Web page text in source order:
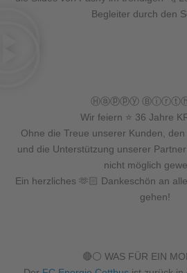
Begleiter durch den
Ⓗⓐⓟⓟⓨ
Wir feiern ⭐ 36 Jahre
Ohne die Treue unserer Kunden,
und die Unterstützung unserer
nicht möglich
Ein herzliches 🫶🏻 Dankeschön an
gehen!
🔴⚪️ WAS FÜR EIN